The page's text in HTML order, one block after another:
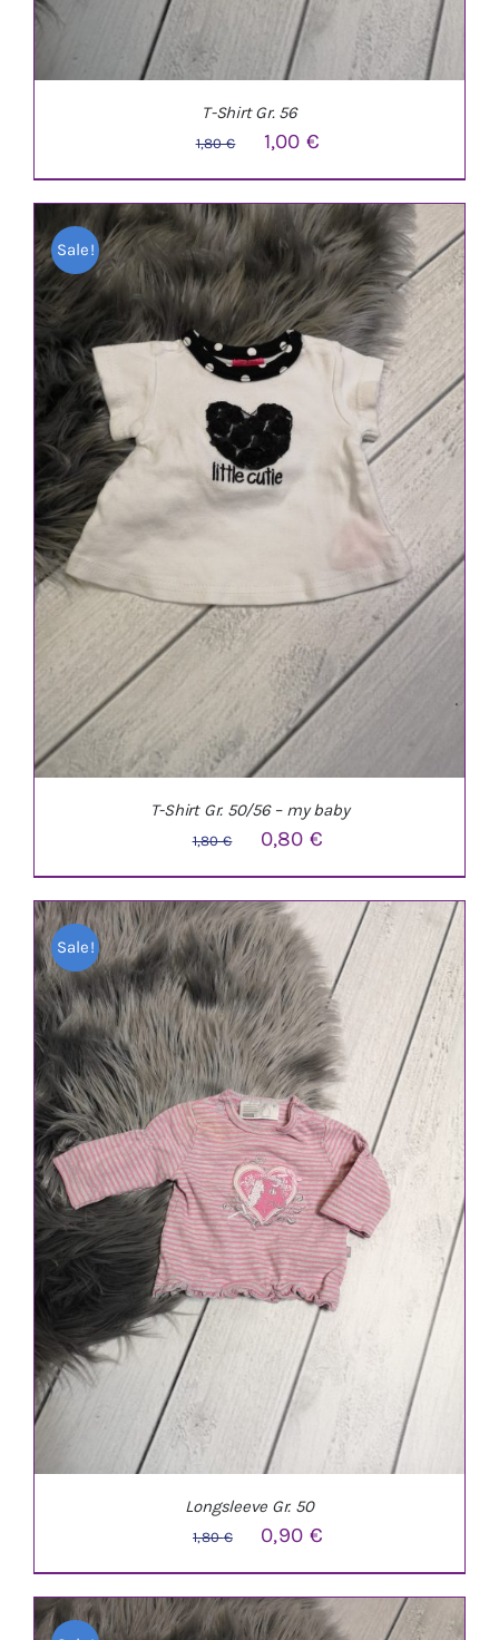
IN DEN WARENKORB /
T-Shirt Gr. 56
1,80€
Ursprünglicher
Preis
war:
1,80 €
1,00€
Preis
ist:
1,00 €.
Sale!
IN DEN WARENKORB / DETAILS
T-Shirt Gr. 50/56 – my baby
1,80€
Ursprünglicher
Preis
war:
1,80 €
0,80€
Preis
0,80 €.
Sale!
Longsleeve Gr. 50
1,80€
Ursprünglicher
Preis
war:
0,90 €Aktueller
Preis
ist: